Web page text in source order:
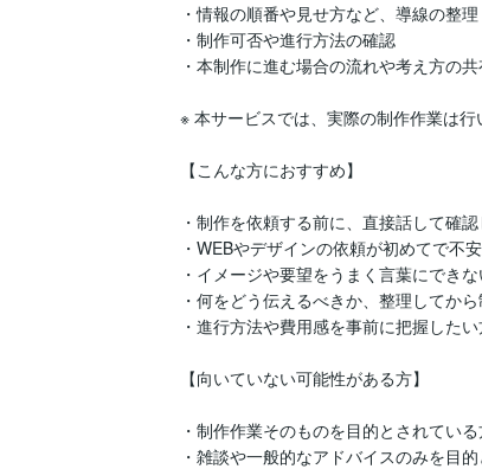
・情報の順番や見せ方など、導線の整理
・制作可否や進行方法の確認
・本制作に進む場合の流れや考え方の
※ 本サービスでは、実際の制作作業は行
【こんな方におすすめ】
・制作を依頼する前に、直接話して確
・WEBやデザインの依頼が初めてで不
・イメージや要望をうまく言葉にでき
・何をどう伝えるべきか、整理してか
・進行方法や費用感を事前に把握した
【向いていない可能性がある方】
・制作作業そのものを目的とされてい
・雑談や一般的なアドバイスのみを目